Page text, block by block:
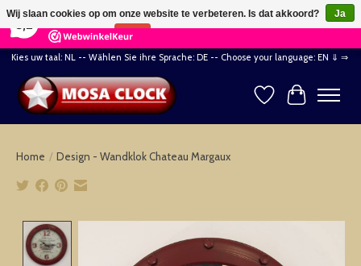
164 Reviews ×
Kies uw taal: NL -- Wählen Sie ihre Sprache: DE -- Choose your language: EN ⇓ ⇒
Verlanglijst
Home / Design - Wandklok Chateau Margaux
Wij slaan cookies op om onze website te verbeteren. Is dat akkoord?
Ja
Nee